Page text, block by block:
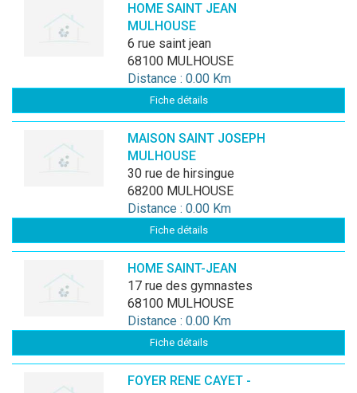
HOME SAINT JEAN
MULHOUSE
6 rue saint jean
68100 MULHOUSE
Distance : 0.00 Km
Fiche détails
MAISON SAINT JOSEPH
MULHOUSE
30 rue de hirsingue
68200 MULHOUSE
Distance : 0.00 Km
Fiche détails
HOME SAINT-JEAN
17 rue des gymnastes
68100 MULHOUSE
Distance : 0.00 Km
Fiche détails
FOYER RENE CAYET -